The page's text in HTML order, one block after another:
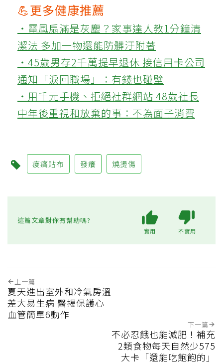
💪更多健康推薦
‧電風扇滿是灰塵？家事達人教1分鐘清
潔法 多加一物還能防髒汙附著
‧45歲男存2千萬提早退休 接信用卡公司
通知「淚回職場」：有錢也碰壁
‧用千元手機、拒絕社群網站 48歲社長
中年後重視和放棄的事：不為面子消費
痠痛貼布 發癢 燒燙傷
這篇文章對你有幫助嗎?
實用 不實用
上一篇
夏天進出室外和冷氣房溫
差大易生病 醫揭保護心
血管簡單6動作
下一篇
不必忍餓也能減肥！補充
2類食物每天自然少575
大卡「還能吃飽飽的」